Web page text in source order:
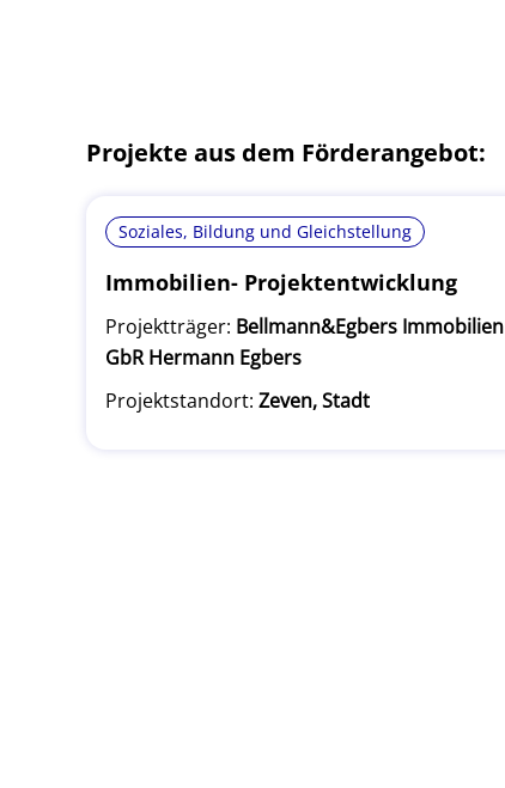
Projekte aus dem Förderangebot:
Soziales, Bildung und Gleichstellung
Immobilien- Projektentwicklung
Projektträger: Bellmann&Egbers Immobilien
GbR Hermann Egbers
Projektstandort: Zeven, Stadt